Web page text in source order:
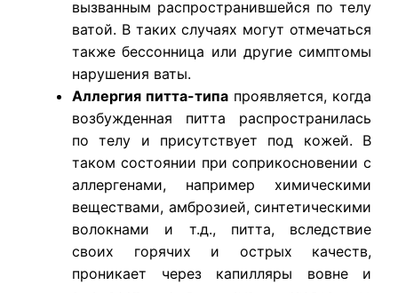
вызванным распространившейся по телу
ватой. В таких случаях могут отмечаться
также бессонница или другие симптомы
нарушения ваты.
Аллергия питта-типа проявляется, когда
возбужденная питта распространилась
по телу и присутствует под кожей. В
таком состоянии при соприкосновении с
аллергенами, например химическими
веществами, амброзией, синтетическими
волокнами и т.д., питта, вследствие
своих горячих и острых качеств,
проникает через капилляры вовне и